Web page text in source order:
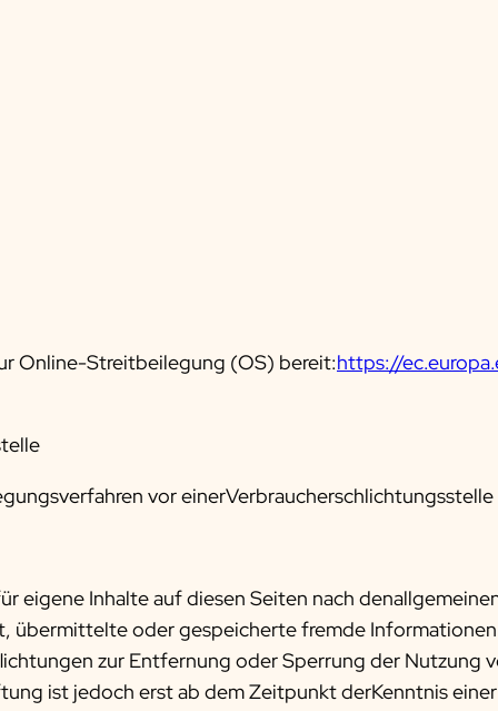
Online-Streitbeilegung (OS) bereit:https://
vor
eigene Inhalte auf diesen Seiten nach
übermittelte oder gespeicherte fremde
zur Entfernung oder Sperrung der Nutzung
ist jedoch erst ab dem Zeitpunkt derKenntnis